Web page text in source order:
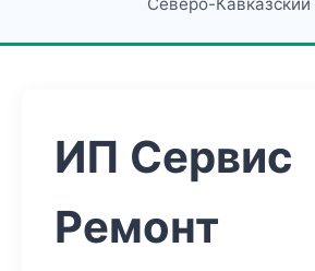
ИП Сервис
Ремонт